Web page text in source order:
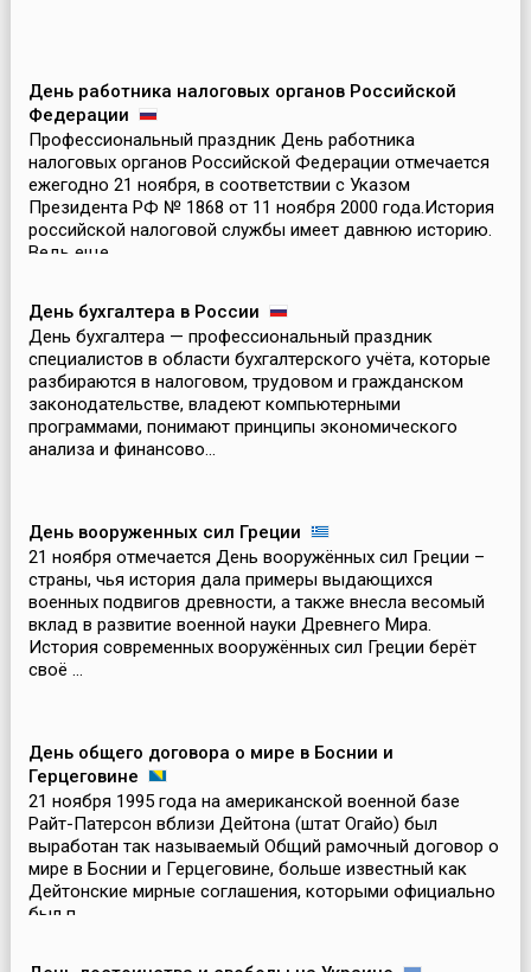
День работника налоговых органов Российской
Федерации
Профессиональный праздник День работника
налоговых органов Российской Федерации отмечается
ежегодно 21 ноября, в соответствии с Указом
Президента РФ № 1868 от 11 ноября 2000 года.История
российской налоговой службы имеет давнюю историю.
Ведь еще ...
День бухгалтера в России
День бухгалтера — профессиональный праздник
специалистов в области бухгалтерского учёта, которые
разбираются в налоговом, трудовом и гражданском
законодательстве, владеют компьютерными
программами, понимают принципы экономического
анализа и финансово...
День вооруженных сил Греции
21 ноября отмечается День вооружённых сил Греции –
страны, чья история дала примеры выдающихся
военных подвигов древности, а также внесла весомый
вклад в развитие военной науки Древнего Мира.
История современных вооружённых сил Греции берёт
своё ...
День общего договора о мире в Боснии и
Герцеговине
21 ноября 1995 года на американской военной базе
Райт-Патерсон вблизи Дейтона (штат Огайо) был
выработан так называемый Общий рамочный договор о
мире в Боснии и Герцеговине, больше известный как
Дейтонские мирные соглашения, которыми официально
был п...